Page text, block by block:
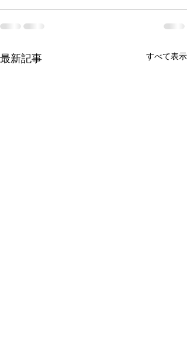
最新記事 すべて表示